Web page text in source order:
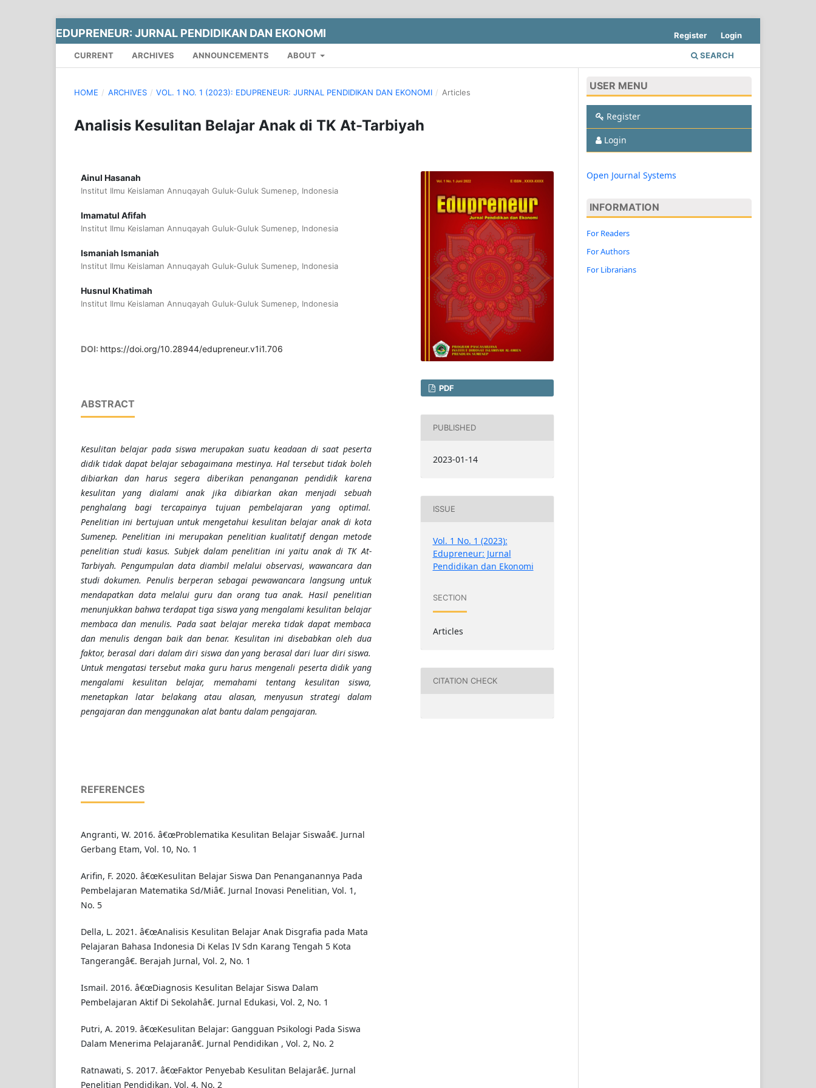
EDUPRENEUR: JURNAL PENDIDIKAN DAN EKONOMI
CURRENT ARCHIVES ANNOUNCEMENTS ABOUT SEARCH
Register Login
HOME / ARCHIVES / VOL. 1 NO. 1 (2023): EDUPRENEUR: JURNAL PENDIDIKAN DAN EKONOMI / Articles
Analisis Kesulitan Belajar Anak di TK At-Tarbiyah
Ainul Hasanah
Institut Ilmu Keislaman Annuqayah Guluk-Guluk Sumenep, Indonesia
Imamatul Afifah
Institut Ilmu Keislaman Annuqayah Guluk-Guluk Sumenep, Indonesia
Ismaniah Ismaniah
Institut Ilmu Keislaman Annuqayah Guluk-Guluk Sumenep, Indonesia
Husnul Khatimah
Institut Ilmu Keislaman Annuqayah Guluk-Guluk Sumenep, Indonesia
DOI: https://doi.org/10.28944/edupreneur.v1i1.706
ABSTRACT
Kesulitan belajar pada siswa merupakan suatu keadaan di saat peserta
didik tidak dapat belajar sebagaimana mestinya. Hal tersebut tidak boleh
dibiarkan dan harus segera diberikan penanganan pendidik karena
kesulitan yang dialami anak jika dibiarkan akan menjadi sebuah
penghalang bagi tercapainya tujuan pembelajaran yang optimal.
Penelitian ini bertujuan untuk mengetahui kesulitan belajar anak di kota
Sumenep. Penelitian ini merupakan penelitian kualitatif dengan metode
penelitian studi kasus. Subjek dalam penelitian ini yaitu anak di TK At-
Tarbiyah. Pengumpulan data diambil melalui observasi, wawancara dan
studi dokumen. Penulis berperan sebagai pewawancara langsung untuk
mendapatkan data melalui guru dan orang tua anak. Hasil penelitian
menunjukkan bahwa terdapat tiga siswa yang mengalami kesulitan belajar
membaca dan menulis. Pada saat belajar mereka tidak dapat membaca
dan menulis dengan baik dan benar. Kesulitan ini disebabkan oleh dua
faktor, berasal dari dalam diri siswa dan yang berasal dari luar diri siswa.
Untuk mengatasi tersebut maka guru harus mengenali peserta didik yang
mengalami kesulitan belajar, memahami tentang kesulitan siswa,
menetapkan latar belakang atau alasan, menyusun strategi dalam
pengajaran dan menggunakan alat bantu dalam pengajaran.
REFERENCES
Angranti, W. 2016. â€œProblematika Kesulitan Belajar Siswaâ€. Jurnal
Gerbang Etam, Vol. 10, No. 1
Arifin, F. 2020. â€œKesulitan Belajar Siswa Dan Penanganannya Pada
Pembelajaran Matematika Sd/Miâ€. Jurnal Inovasi Penelitian, Vol. 1,
No. 5
Della, L. 2021. â€œAnalisis Kesulitan Belajar Anak Disgrafia pada Mata
Pelajaran Bahasa Indonesia Di Kelas IV Sdn Karang Tengah 5 Kota
Tangerangâ€. Berajah Jurnal, Vol. 2, No. 1
Ismail. 2016. â€œDiagnosis Kesulitan Belajar Siswa Dalam
Pembelajaran Aktif Di Sekolahâ€. Jurnal Edukasi, Vol. 2, No. 1
Putri, A. 2019. â€œKesulitan Belajar: Gangguan Psikologi Pada Siswa
Dalam Menerima Pelajaranâ€. Jurnal Pendidikan , Vol. 2, No. 2
Ratnawati, S. 2017. â€œFaktor Penyebab Kesulitan Belajarâ€. Jurnal
Penelitian Pendidikan, Vol. 4, No. 2
PDF
PUBLISHED
2023-01-14
ISSUE
Vol. 1 No. 1 (2023):
Edupreneur: Jurnal
Pendidikan dan Ekonomi
SECTION
Articles
CITATION CHECK
USER MENU
Register
Login
Open Journal Systems
INFORMATION
For Readers
For Authors
For Librarians